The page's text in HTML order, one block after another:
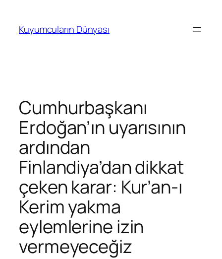
Kuyumcuların Dünyası
Cumhurbaşkanı
Erdoğan’ın uyarısının
ardından
Finlandiya’dan dikkat
çeken karar: Kur’an-ı
Kerim yakma
eylemlerine izin
vermeyeceğiz